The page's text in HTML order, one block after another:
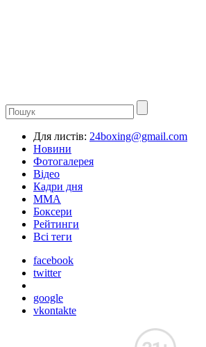
Для листів: 24boxing@gmail.com
Новини
Фотогалерея
Відео
Кадри дня
ММА
Боксери
Рейтинги
Всі теги
facebook
twitter
google
vkontakte